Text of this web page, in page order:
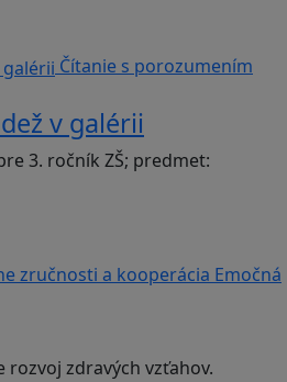
Čítanie s porozumením
v galérii
3. ročník ZŠ; predmet:
zručnosti a kooperácia Emočná
zdravých vzťahov.